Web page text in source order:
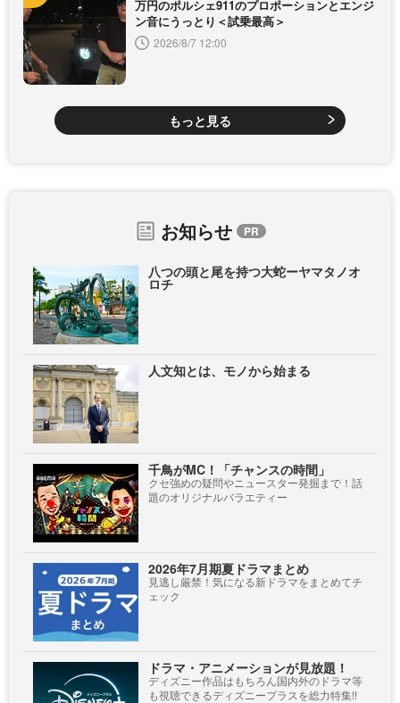
万円のポルシェ911のプロポーションとエンジ
ン音にうっとり＜試乗最高＞
2026/8/7 12:00
もっと見る
お知らせ
八つの頭と尾を持つ大蛇ーヤマタノオ
ロチ
人文知とは、モノから始まる
千鳥がMC！「チャンスの時間」
クセ強めの疑問やニュースター発掘まで！話
題のオリジナルバラエティー
2026年7月期夏ドラマまとめ
見逃し厳禁！気になる新ドラマをまとめてチ
ェック
ドラマ・アニメーションが見放題！
ディズニー作品はもちろん国内外のドラマ等
も視聴できるディズニープラスを総力特集!!